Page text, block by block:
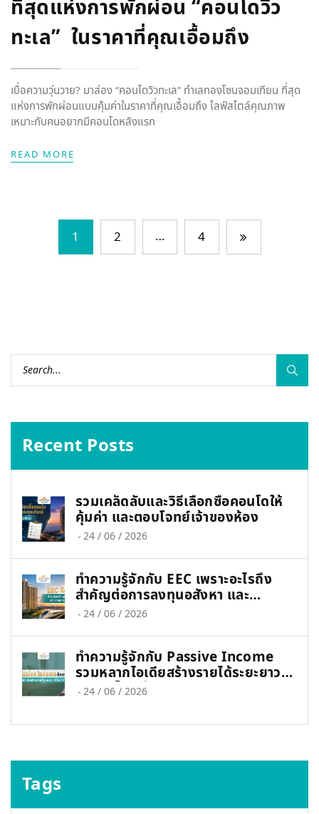
ที่สุดแห่งการพักผ่อน “คอนโดวิว
ทะเล” ในราคาที่คุณเอื้อมถึง
เบื่อความวุ่นวาย? มาส่อง “คอนโดวิวทะเล” ทำเลทองโซนจอมเทียน ที่สุด
แห่งการพักผ่อนแบบคุ้มค่าในราคาที่คุณเอื้อมถึง ไลฟ์สไตล์คุณภาพ
เหมาะกับคนอยากมีคอนโดหลังแรก
READ MORE
1 2 … 4
Recent Posts
รวมเคล็ดลับและวิธีเลือกซื้อคอนโดให้
คุ้มค่า และตอบโจทย์เจ้าของห้อง
-24 / 06 / 2026
ทำความรู้จักกับ EEC เพราะอะไรถึง
สำคัญต่อการลงทุนอสังหา และ
เศรษฐกิจไทย
-24 / 06 / 2026
ทำความรู้จักกับ Passive Income
รวมหลากไอเดียสร้างรายได้ระยะยาวที่
ใคร ๆ ก็ทำได้
-24 / 06 / 2026
Tags